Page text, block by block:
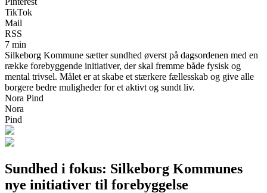
TikTok
Mail
RSS
7 min
Silkeborg Kommune sætter sundhed øverst på dagsordenen med en
række forebyggende initiativer, der skal fremme både fysisk og
mental trivsel. Målet er at skabe et stærkere fællesskab og give alle
borgere bedre muligheder for et aktivt og sundt liv.
Nora Pind
Nora
Pind
Sundhed i fokus: Silkeborg Kommunes
nye initiativer til forebyggelse